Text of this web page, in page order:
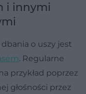
i innymi
o uszy jest
. Regularne
przykład poprzez
głośności przez